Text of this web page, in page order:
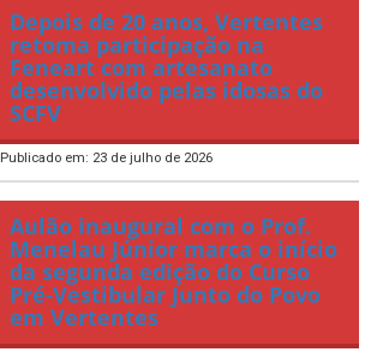
Depois de 20 anos, Vertentes
retoma participação na
Feneart com artesanato
desenvolvido pelas idosas do
SCFV
Publicado em: 23 de julho de 2026
Aulão inaugural com o Prof.
Menelau Júnior marca o início
da segunda edição do Curso
Pré-Vestibular Junto do Povo
em Vertentes